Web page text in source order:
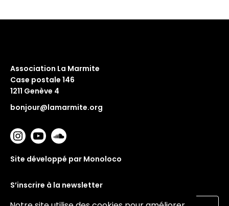
Association La Marmite
Case postale 146
1211 Genève 4
bonjour@lamarmite.org
Site développé par Monoloco
S’inscrire à la newsletter